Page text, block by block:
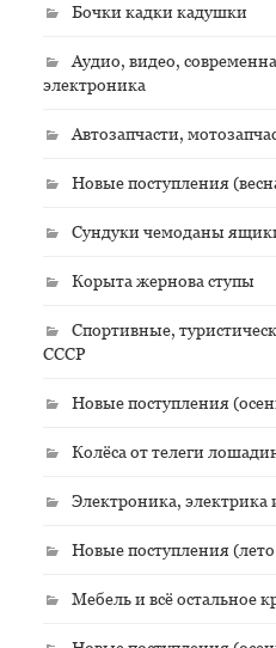
Бочки кадки кадушки
Аудио, видео,
электроника
Автозапчасти,
Новые поступления
Сундуки чемоданы
Корыта жернова ступы
Спортивные,
СССР
Новые поступления
Колёса от телеги
Электроника,
Новые поступления
Мебель и всё остальное